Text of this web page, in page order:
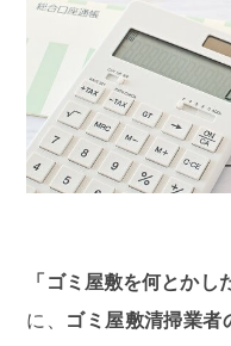
「ゴミ屋敷を何とかし
に、
ゴミ屋敷清掃業者